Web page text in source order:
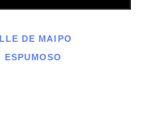
DE MAIPO
ESPUMOSO